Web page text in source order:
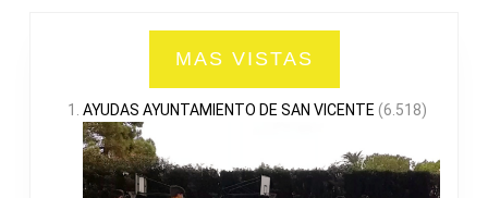
MAS VISTAS
AYUDAS AYUNTAMIENTO DE SAN VICENTE (6.518)